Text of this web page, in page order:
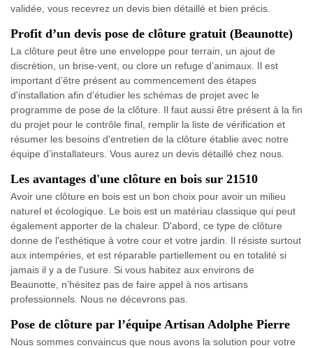
validée, vous recevrez un devis bien détaillé et bien précis.
Profit d’un devis pose de clôture gratuit (Beaunotte)
La clôture peut être une enveloppe pour terrain, un ajout de
discrétion, un brise-vent, ou clore un refuge d’animaux. Il est
important d’être présent au commencement des étapes
d'installation afin d’étudier les schémas de projet avec le
programme de pose de la clôture. Il faut aussi être présent à la fin
du projet pour le contrôle final, remplir la liste de vérification et
résumer les besoins d'entretien de la clôture établie avec notre
équipe d’installateurs. Vous aurez un devis détaillé chez nous.
Les avantages d'une clôture en bois sur 21510
Avoir une clôture en bois est un bon choix pour avoir un milieu
naturel et écologique. Le bois est un matériau classique qui peut
également apporter de la chaleur. D'abord, ce type de clôture
donne de l'esthétique à votre cour et votre jardin. Il résiste surtout
aux intempéries, et est réparable partiellement ou en totalité si
jamais il y a de l'usure. Si vous habitez aux environs de
Beaunotte, n’hésitez pas de faire appel à nos artisans
professionnels. Nous ne décevrons pas.
Pose de clôture par l’équipe Artisan Adolphe Pierre
Nous sommes convaincus que nous avons la solution pour votre